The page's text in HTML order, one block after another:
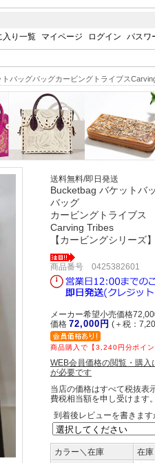
入り一覧 マイページ ログイン パスワ
バッグバッグカービングトライブス
送料無料/即日発送
Bucketbag バケットバ
バッグ
カービングトライブス
Carving Tribes
【カービングシリーズ】
商品番号 0425382601
メーカー希望小売価格
価格 72,000円 (＋税：
商品購入で【3,240円分ポイン
WEB会員価格の閲覧・購
が必要です
当店の価格はすべて税抜表
費税相当額を申し受けます。
到着後レビューを書きます
カラー＼在庫
在庫